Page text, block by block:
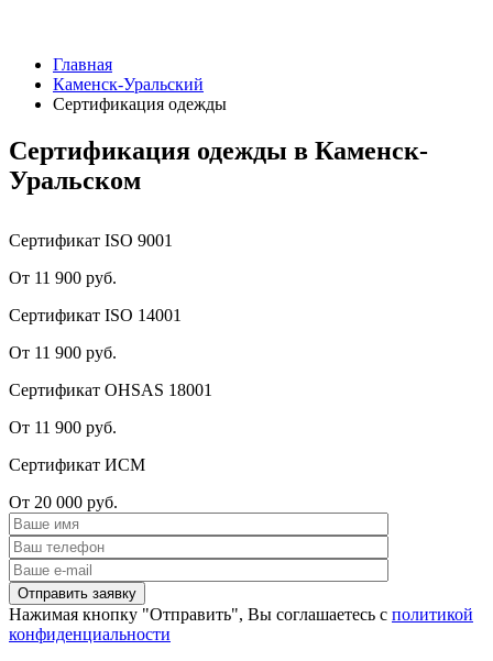
Главная
Каменск-Уральский
Сертификация одежды
Сертификация одежды в Каменск-
Уральском
Сертификат ISO 9001
От 11 900 руб.
Сертификат ISO 14001
От 11 900 руб.
Сертификат OHSAS 18001
От 11 900 руб.
Сертификат ИСМ
От 20 000 руб.
Нажимая кнопку "Отправить", Вы соглашаетесь с политикой
конфиденциальности